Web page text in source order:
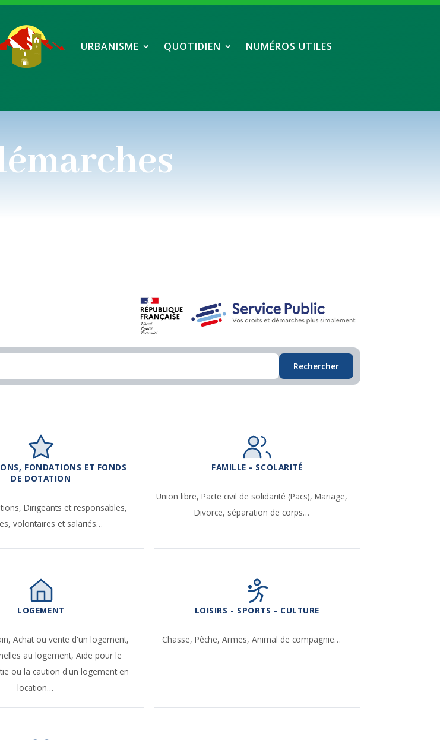
URBANISME QUOTIDIEN NUMÉROS UTILES
Rechercher
FONDATIONS ET FONDS
DE DOTATION
Dirigeants et responsables,
volontaires et salariés…
FAMILLE - SCOLARITÉ
Union libre, Pacte civil de solidarité (Pacs), Mariage,
Divorce, séparation de corps…
LOGEMENT
Achat ou vente d'un logement,
au logement,Aide pour le
ou la caution d'un logement en
location…
LOISIRS - SPORTS - CULTURE
Chasse,Pêche,Armes,Animal de compagnie…